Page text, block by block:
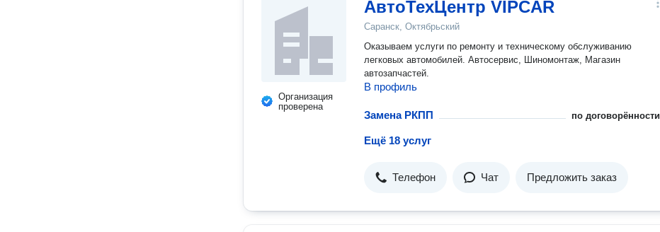
Организация
проверена
АвтоТехЦентр VIPCAR
Саранск, Октябрьский
Оказываем услуги по ремонту и техническому обслуживанию
легковых автомобилей. Автосервис, Шиномонтаж, Магазин
автозапчастей.
В профиль
Замена РКПП по договорённости
Ещё 18 услуг
Телефон Чат Предложить заказ